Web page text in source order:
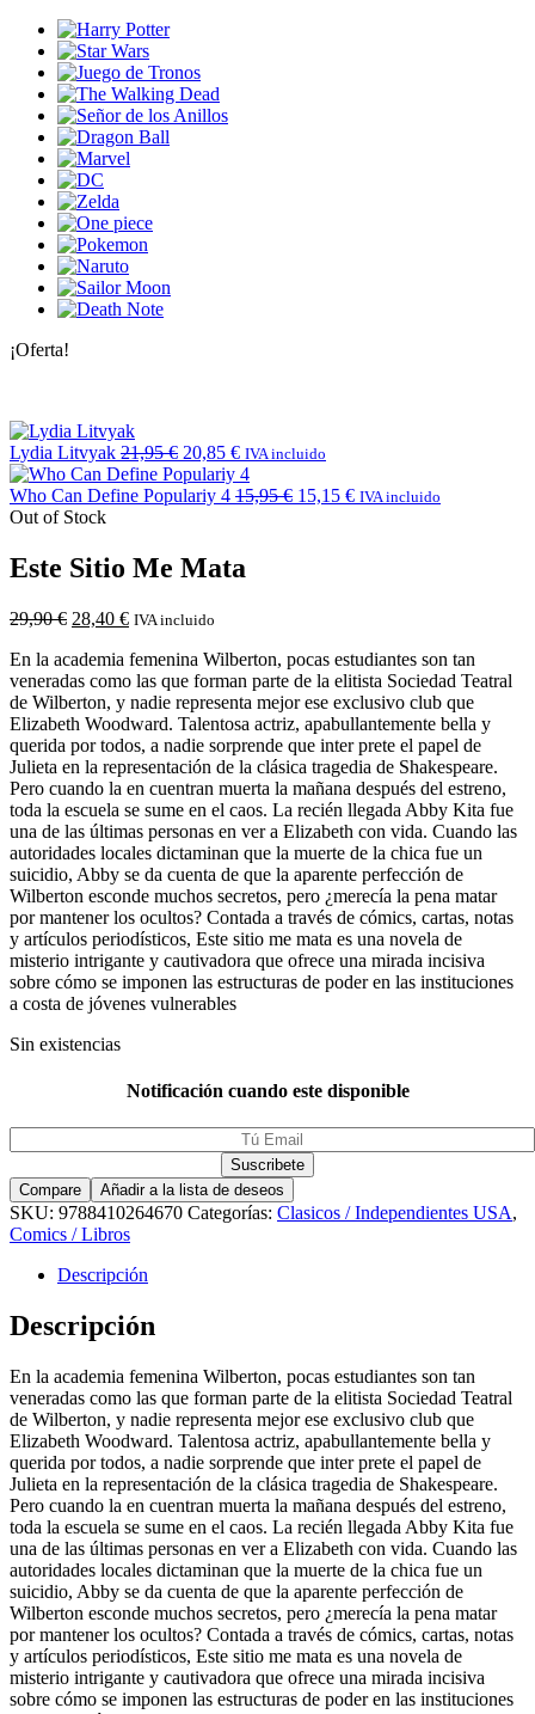
¡Oferta!
Lydia Litvyak 21,95€ 20,85 € IVA incluido
Who Can Define Populariy 4 15,95€ 15,15 € IVA incluido
Out of Stock
Este Sitio Me Mata
29,90€ 28,40 € IVA incluido
En la academia femenina Wilberton, pocas estudiantes son tan
veneradas como las que forman parte de la elitista Sociedad Teatral
de Wilberton, y nadie representa mejor ese exclusivo club que
Elizabeth Woodward. Talentosa actriz, apabullantemente bella y
querida por todos, a nadie sorprende que inter prete el papel de
Julieta en la representación de la clásica tragedia de Shakespeare.
Pero cuando la en cuentran muerta la mañana después del estreno,
toda la escuela se sume en el caos. La recién llegada Abby Kita fue
una de las últimas personas en ver a Elizabeth con vida. Cuando las
autoridades locales dictaminan que la muerte de la chica fue un
suicidio, Abby se da cuenta de que la aparente perfección de
Wilberton esconde muchos secretos, pero ¿merecía la pena matar
por mantener los ocultos? Contada a través de cómics, cartas, notas
y artículos periodísticos, Este sitio me mata es una novela de
misterio intrigante y cautivadora que ofrece una mirada incisiva
sobre cómo se imponen las estructuras de poder en las instituciones
a costa de jóvenes vulnerables
Sin existencias
Notificación cuando este disponible
Compare Añadir a la lista de deseos
SKU: 9788410264670 Categorías: Clasicos / Independientes USA,
Comics / Libros
Descripción
Descripción
En la academia femenina Wilberton, pocas estudiantes son tan
veneradas como las que forman parte de la elitista Sociedad Teatral
de Wilberton, y nadie representa mejor ese exclusivo club que
Elizabeth Woodward. Talentosa actriz, apabullantemente bella y
querida por todos, a nadie sorprende que inter prete el papel de
Julieta en la representación de la clásica tragedia de Shakespeare.
Pero cuando la en cuentran muerta la mañana después del estreno,
toda la escuela se sume en el caos. La recién llegada Abby Kita fue
una de las últimas personas en ver a Elizabeth con vida. Cuando las
autoridades locales dictaminan que la muerte de la chica fue un
suicidio, Abby se da cuenta de que la aparente perfección de
Wilberton esconde muchos secretos, pero ¿merecía la pena matar
por mantener los ocultos? Contada a través de cómics, cartas, notas
y artículos periodísticos, Este sitio me mata es una novela de
misterio intrigante y cautivadora que ofrece una mirada incisiva
sobre cómo se imponen las estructuras de poder en las instituciones